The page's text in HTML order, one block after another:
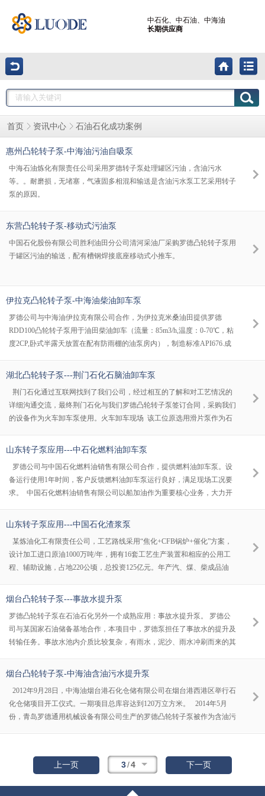
中石化、中石油、中海油
长期供应商
首页 资讯中心 石油石化成功案例
惠州凸轮转子泵-中海油污油自吸泵
中海石油炼化有限责任公司采用罗德转子泵处理罐区污油，含油污水
等。。耐磨损，无堵塞，气液固多相混和输送是含油污水泵工艺采用转子
泵的原因。
东营凸轮转子泵-移动式污油泵
中国石化股份有限公司胜利油田分公司清河采油厂采购罗德凸轮转子泵用
于罐区污油的输送，配有槽钢焊接底座移动式小推车。
伊拉克凸轮转子泵-中海油柴油卸车泵
罗德公司与中海油伊拉克有限公司合作，为伊拉克米桑油田提供罗德
RDD100凸轮转子泵用于油田柴油卸车（流量：85m3/h,温度：0-70℃，粘
度2CP,卧式半露天放置在配有防雨棚的油泵房内），制造标准API676.成
湖北凸轮转子泵---荆门石化石脑油卸车泵
荆门石化通过互联网找到了我们公司，经过相互的了解和对工艺情况的
详细沟通交流，最终荆门石化与我们罗德凸轮转子泵签订合同，采购我们
的设备作为火车卸车泵使用。火车卸车现场 该工位原选用滑片泵作为石
的自吸7m的要求，故考虑选用其他的泵来替代滑片泵。经过了解对比，
载输送到罐中原工艺滑片泵 石脑油又名轻汽油，是一种无色透明液体，
系石油馏分之一。主要用作裂解、催化重
山东转子泵应用---中石化燃料油卸车泵
罗德公司与中国石化燃料油销售有限公司合作，提供燃料油卸车泵。设
备运行使用1年时间，客户反馈燃料油卸车泵运行良好，满足现场工况要
求。 中国石化燃料油销售有限公司以船加油作为重要核心业务，大力开
州、烟台以及长江沿线港口的保税船加油业务；并通过与战略伙伴开展全
加强内贸船加油业务开发，发展水上加油站、配送船和分销商队伍。 罗
德燃料油卸车泵工艺为汽车将180燃料
山东转子泵应用---中国石化渣浆泵
某炼油化工有限责任公司，工艺路线采用“焦化+CFB锅炉+催化”方案，
设计加工进口原油1000万吨/年，拥有16套工艺生产装置和相应的公用工
程、辅助设施，占地220公顷，总投资125亿元。年产汽、煤、柴成品油
在290万吨 /年催化裂化装置烟气脱硫脱硝项目中的脱硫废水单元得到应
粒物含量达到20%，基于介质的腐蚀性、磨损性
烟台凸轮转子泵---事故水提升泵
罗德凸轮转子泵在石油石化另外一个成熟应用：事故水提升泵。 罗德公
司与某国家石油储备基地合作，本项目中，罗德泵担任了事故水的提升及
转输任务。事故水池内介质比较复杂，有雨水，泥沙、雨水冲刷而来的其
提出了较高的要求。罗德采用了较高耐腐蚀等级的FPM氟橡胶材料，并
烟台凸轮转子泵-中海油含油污水提升泵
2012年9月28日，中海油烟台港石化仓储有限公司在烟台港西港区举行石
化仓储项目开工仪式。一期项目总库容达到120万立方米。 2014年5月
份，青岛罗德通用机械设备有限公司生产的罗德凸轮转子泵被作为含油污
上一页 3/4 下一页